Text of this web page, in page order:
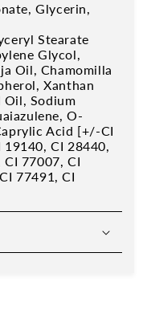
Glycerin,
Stearate
Glycol,
Oil, Chamomilla
Xanthan
Oil, Sodium
O-
Acid [+/-CI
CI 28440,
77007, CI
77491, CI